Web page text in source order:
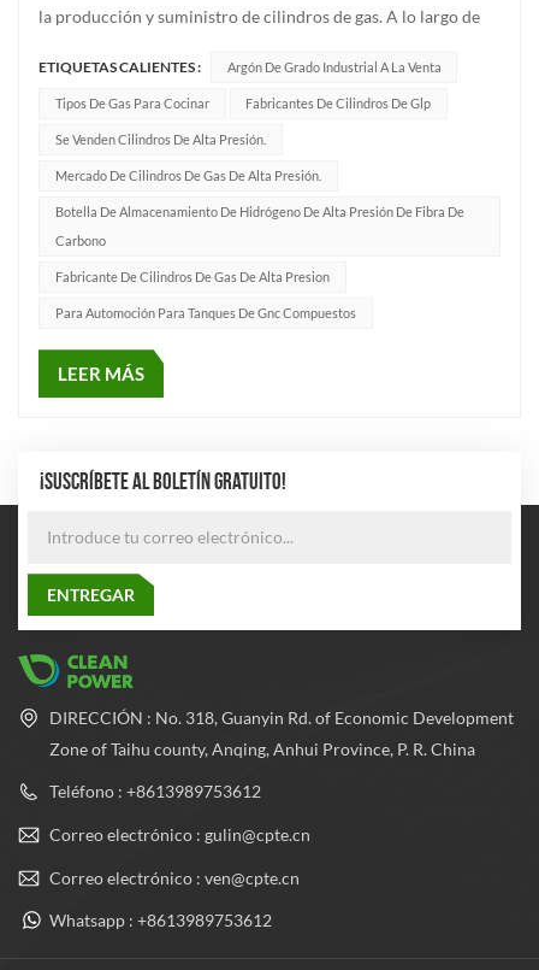
la producción y suministro de cilindros de gas. A lo largo de
clientes productos de la más alta calidad y excelentes
servicios para satisfacer las necesidades de diversas
industrias. C...
ETIQUETAS CALIENTES : Argón De Grado Industrial A La Venta
Tipos De Gas Para Cocinar Fabricantes De Cilindros De Glp
Se Venden Cilindros De Alta Presión.
Mercado De Cilindros De Gas De Alta Presión.
Botella De Almacenamiento De Hidrógeno De Alta Presión De Fibra De
Carbono
Fabricante De Cilindros De Gas De Alta Presion
Para Automoción Para Tanques De Gnc Compuestos
LEER MÁS
¡SUSCRÍBETE AL BOLETÍN GRATUITO!
DIRECCIÓN : No. 318, Guanyin Rd. of Economic Development
Zone of Taihu county, Anqing, Anhui Province, P. R. China
Teléfono : +8613989753612
Correo electrónico : gulin@cpte.cn
Correo electrónico : ven@cpte.cn
Whatsapp : +8613989753612